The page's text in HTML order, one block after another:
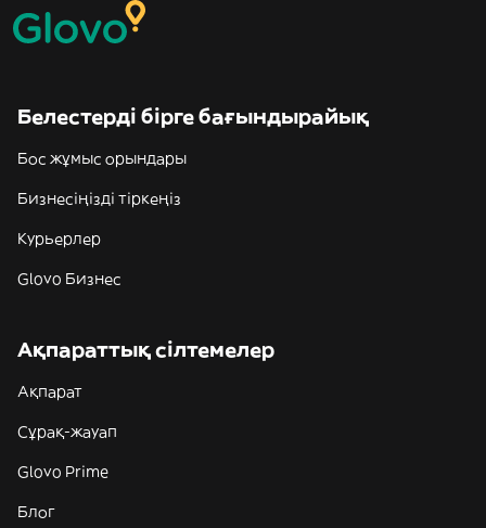
Белестерді бірге бағындырайық
Бос жұмыс орындары
Бизнесіңізді тіркеңіз
Курьерлер
Glovo Бизнес
Ақпараттық сілтемелер
Ақпарат
Сұрақ-жауап
Glovo Prime
Блог